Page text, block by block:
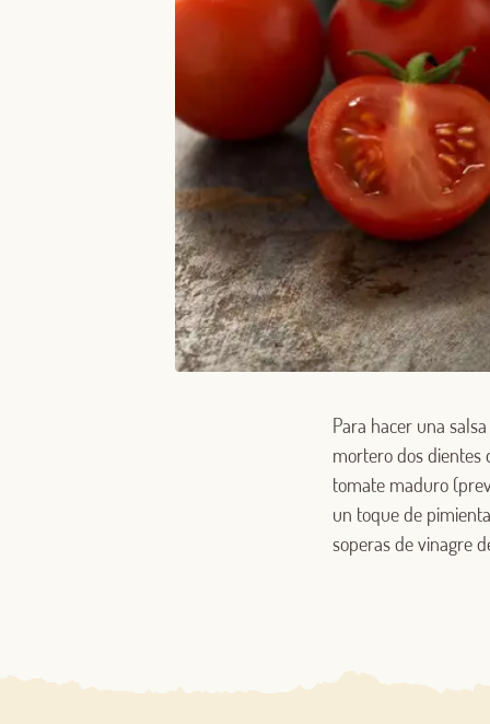
Para hacer una
mortero dos dientes
tomate maduro
un toque de
soperas de vinagre